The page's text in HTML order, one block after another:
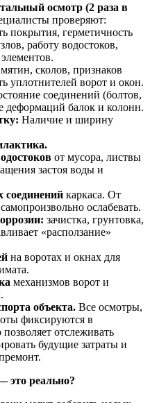
осмотр (2 раза в
проверяют:
покрытия, герметичность
работу водостоков,
сколов, признаков
уплотнителей ворот и окон.
соединений (болтов,
деформаций балок и колонн.
Наличие и ширину
от мусора, листвы
застоя воды и
каркаса. От
ослабевать.
зачистка, грунтовка,
«расползание»
на воротах и окнах для
механизмов ворот и
объекта. Все осмотры,
фиксируются в
отслеживать
будущие затраты и
это реально?